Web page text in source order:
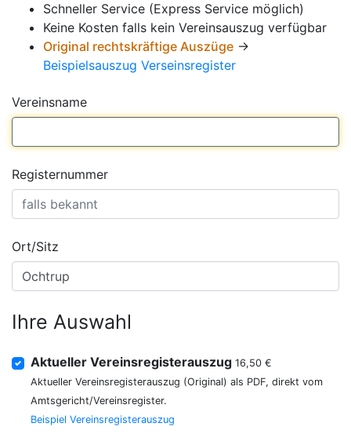
Schneller Service (Express Service möglich)
Keine Kosten falls kein Vereinsauszug verfügbar
Original rechtskräftige Auszüge →
Beispielsauszug Verseinsregister
Vereinsname
Registernummer
Ort/Sitz
Ihre Auswahl
Aktueller Vereinsregisterauszug 16,50 €
Aktueller Vereinsregisterauszug (Original) als PDF, direkt vom
Amtsgericht/Vereinsregister.
Beispiel Vereinsregisterauszug